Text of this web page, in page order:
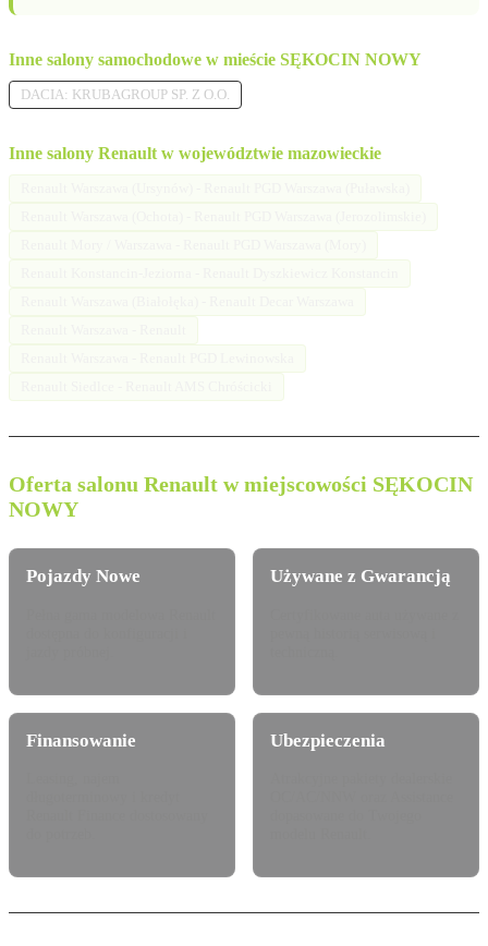
Inne salony samochodowe w mieście SĘKOCIN NOWY
DACIA: KRUBAGROUP SP. Z O.O.
Inne salony Renault w województwie mazowieckie
Oferta salonu Renault w miejscowości SĘKOCIN
NOWY
Pojazdy Nowe Używane z Gwarancją
Finansowanie Ubezpieczenia